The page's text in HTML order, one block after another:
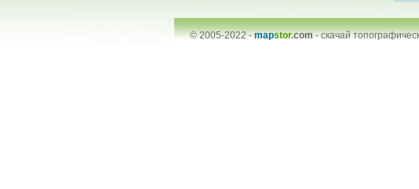
© 2005-2022 -mapstor.com-скачай